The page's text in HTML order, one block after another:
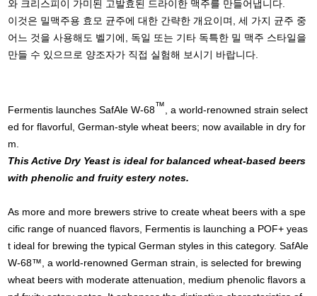
와 크리스피이 가미된 고발효된 드라이한 맥주를 만들어냅니다.
이것은 밀맥주용 효모 균주에 대한 간략한 개요이며, 세 가지 균주 중
어느 것을 사용해도 벨기에, 독일 또는 기타 독특한 밀 맥주 스타일을
만들 수 있으므로 양조자가 직접 실험해 보시기 바랍니다.
Fermentis launches SafAle W-68™, a world-renowned strain select
ed for flavorful, German-style wheat beers; now available in dry for
m.
This Active Dry Yeast is ideal for balanced wheat-based beers
with phenolic and fruity estery notes.
As more and more brewers strive to create wheat beers with a spe
cific range of nuanced flavors, Fermentis is launching a POF+ yeas
t ideal for brewing the typical German styles in this category. SafAle
W-68™, a world-renowned German strain, is selected for brewing
wheat beers with moderate attenuation, medium phenolic flavors a